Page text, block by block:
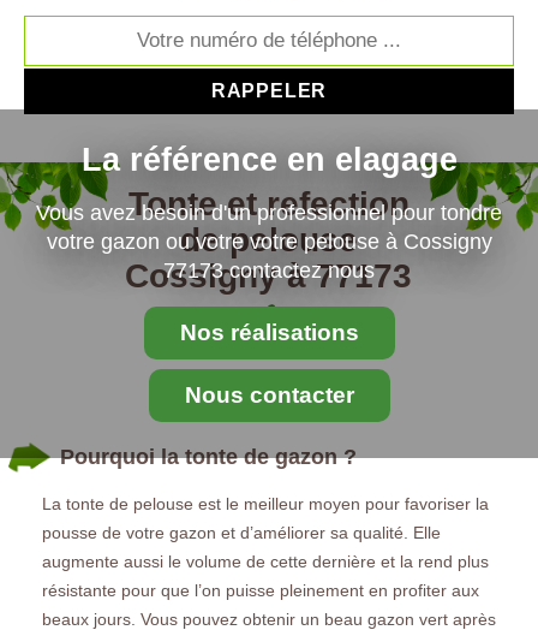
La référence en elagage
Vous avez besoin d'un professionnel pour tondre
votre gazon ou votre votre pelouse à Cossigny
77173 contactez nous
Nos réalisations
Nous contacter
Tonte et refection
de pelouse
Cossigny à 77173
Pourquoi la tonte de gazon ?
La tonte de pelouse est le meilleur moyen pour favoriser la
pousse de votre gazon et d’améliorer sa qualité. Elle
augmente aussi le volume de cette dernière et la rend plus
résistante pour que l’on puisse pleinement en profiter aux
beaux jours. Vous pouvez obtenir un beau gazon vert après